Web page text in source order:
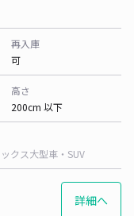
再入庫
可
高さ
200cm 以下
クス大型車・SUV
詳細へ